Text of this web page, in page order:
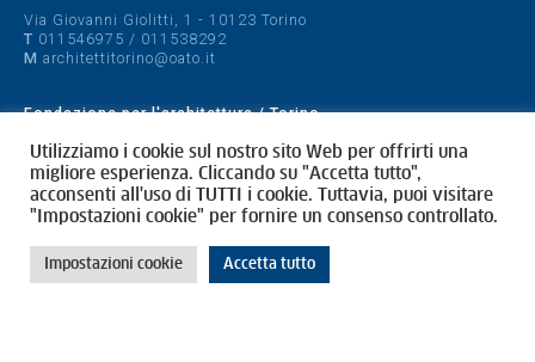
Via Giovanni Giolitti, 1 - 10123 Torino
T 011546975 / 011538292
M architettitorino@oato.it
Fondazione per l'architettura / Torino
Designed by quattrolinee.it
Cookie Policy
Privacy Policy
Utilizziamo i cookie sul nostro sito Web per offrirti una
migliore esperienza. Cliccando su "Accetta tutto",
acconsenti all'uso di TUTTI i cookie. Tuttavia, puoi visitare
"Impostazioni cookie" per fornire un consenso controllato.
Impostazioni cookie Accetta tutto